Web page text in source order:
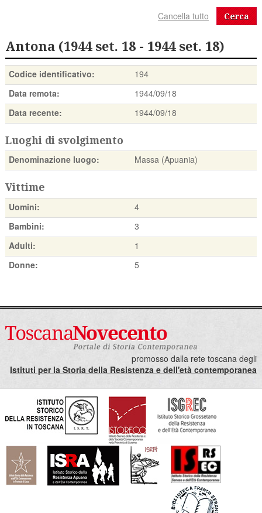
Cerca
Antona (1944 set. 18 - 1944 set. 18)
Codice identificativo:
194
Data remota:
1944/09/18
Data recente:
1944/09/18
Luoghi di svolgimento
Denominazione luogo: Massa (Apuania)
Vittime
Uomini:
4
Bambini:
3
Adulti:
1
Donne:
5
promosso dalla rete toscana degli
Istituti per la Storia della Resistenza e dell'età contemporanea